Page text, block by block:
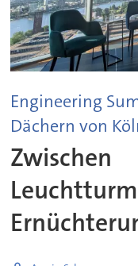
Engineering
Dächern von
Zwischen